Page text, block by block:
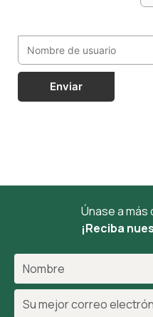
Enviar
Únase a más
¡Reciba